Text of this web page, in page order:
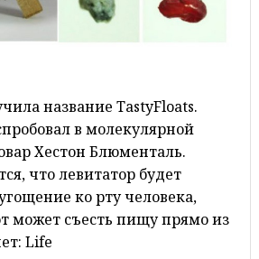
название TastyFloats.
в молекулярной
Хестон Блюменталь.
что левитатор будет
ко рту человека,
может съесть пищу прямо из
Life